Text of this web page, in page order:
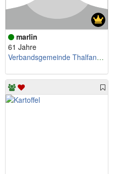
marlin
61 Jahre
Verbandsgemeinde Thalfang am Erbeskopf